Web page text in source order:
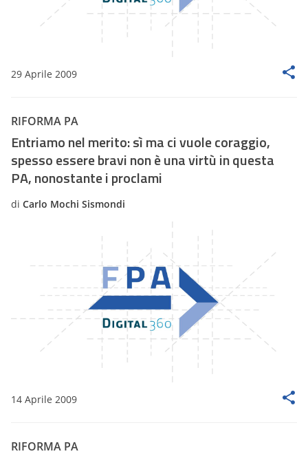
29 Aprile 2009
RIFORMA PA
Entriamo nel merito: sì ma ci vuole coraggio,
spesso essere bravi non è una virtù in questa
PA, nonostante i proclami
di Carlo Mochi Sismondi
14 Aprile 2009
RIFORMA PA